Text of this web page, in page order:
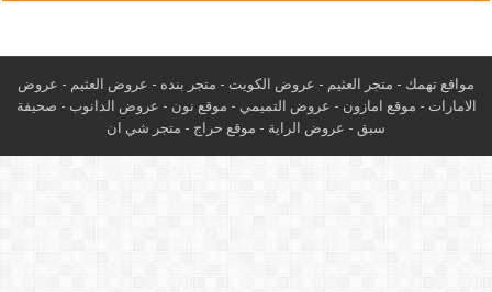
مواقع تهمك - متجر العثيم - عروض الكويت - متجر بنده - عروض العثيم - عروض
الامارات - موقع امازون - عروض التميمي - موقع نون - عروض الدانوب - صحيفة
سبق - عروض الراية - موقع حراج - متجر شي ان